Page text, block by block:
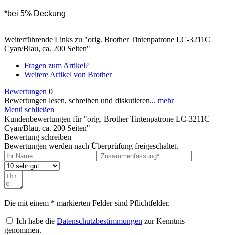
*bei 5% Deckung
Weiterführende Links zu "orig. Brother Tintenpatrone LC-3211C
Cyan/Blau, ca. 200 Seiten"
Fragen zum Artikel?
Weitere Artikel von Brother
Bewertungen 0
Bewertungen lesen, schreiben und diskutieren... mehr
Menü schließen
Kundenbewertungen für "orig. Brother Tintenpatrone LC-3211C
Cyan/Blau, ca. 200 Seiten"
Bewertung schreiben
Bewertungen werden nach Überprüfung freigeschaltet.
Die mit einem * markierten Felder sind Pflichtfelder.
Ich habe die Datenschutzbestimmungen zur Kenntnis
genommen.